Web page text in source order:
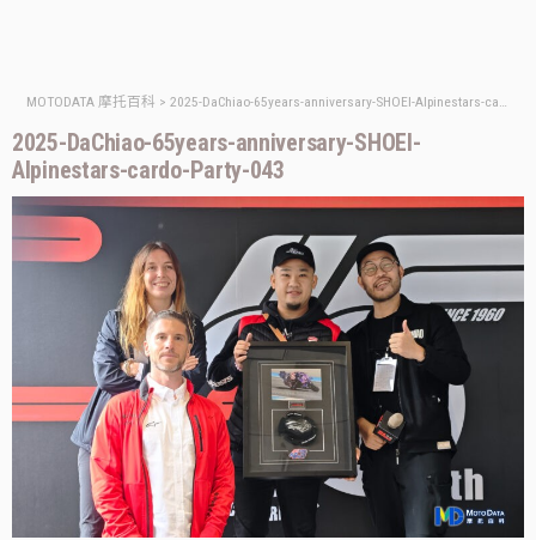
MOTODATA 摩托百科 > 2025-DaChiao-65years-anniversary-SHOEI-Alpinestars-cardo-Party-043
2025-DaChiao-65years-anniversary-SHOEI-
Alpinestars-cardo-Party-043